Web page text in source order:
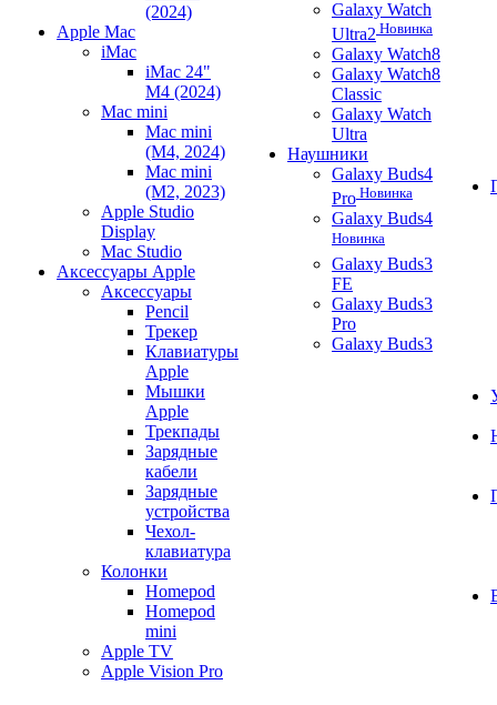
(2024)
Apple Mac
iMac
iMac 24"
M4 (2024)
Mac mini
Mac mini
(M4, 2024)
Mac mini
(M2, 2023)
Apple Studio
Display
Mac Studio
Аксессуары Apple
Аксессуары
Pencil
Трекер
Клавиатуры
Apple
Мышки
Apple
Трекпады
Зарядные
кабели
Зарядные
устройства
Чехол-
клавиатура
Колонки
Homepod
Homepod
mini
Apple TV
Apple Vision Pro
Galaxy Watch
Ultra2 Новинка
Galaxy Watch8
Galaxy Watch8
Classic
Galaxy Watch
Ultra
Наушники
Galaxy Buds4
Pro Новинка
Galaxy Buds4
Новинка
Galaxy Buds3
FE
Galaxy Buds3
Pro
Galaxy Buds3